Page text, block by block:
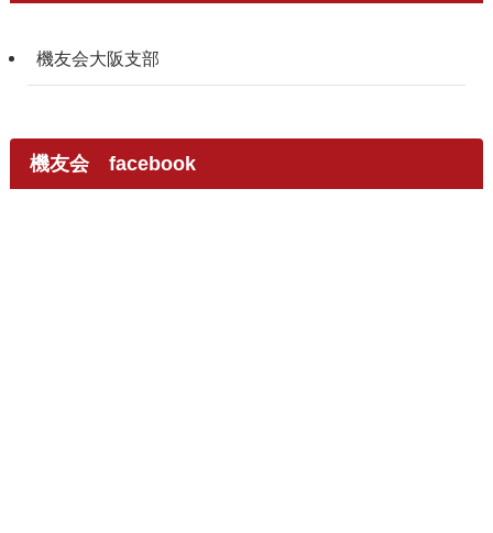
機友会大阪支部
機友会 facebook